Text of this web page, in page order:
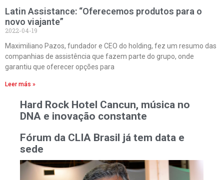
Latin Assistance: “Oferecemos produtos para o
novo viajante”
2022-04-19
Maximiliano Pazos, fundador e CEO do holding, fez um resumo das
companhias de assistência que fazem parte do grupo, onde
garantiu que oferecer opções para
Hard Rock Hotel Cancun, música no
DNA e inovação constante
Fórum da CLIA Brasil já tem data e
sede